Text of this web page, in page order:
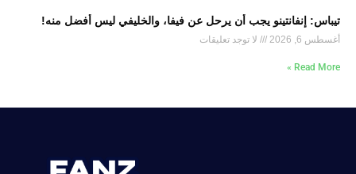
تيباس: إنفانتينو يجب أن يرحل عن فيفا، والخليفي ليس أفضل منه!
أغسطس 6, 2026 لا توجد تعليقات
Read More »